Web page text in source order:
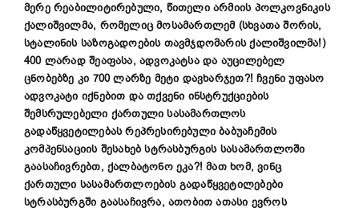
მერე რეაბილიტირებული, წითელი არმიის პოლკოვნიკის
ქალიშვილმა, რომელიც მოსამართლემ (სხვათა შორის,
სტალინის საზოგადოების თავმჯდომარის ქალიშვილმა!)
400 ლარად შეაფასა, ადვოკატსა და აუცილებელ
ცნობებზე კი 700 ლარზე მეტი დავხარჯეთ?! ჩვენი უფასო
ადვოკატი იქნებით და თქვენი ინსტრუქციების
შემსრულებელი ქართული სასამართლოს
გადაწყვეტილებას რეპრესირებული ბაბუაჩემის
კომპენსაციის შესახებ სტრასბურგის სასამართლოში
გაასაჩივრებთ, ქალბატონო ეკა?! მათ ხომ, ვინც
ქართული სასამართლოების გადაწყვეტილებები
სტრასბურგში გაასაჩივრა, ათობით ათასი ევროს